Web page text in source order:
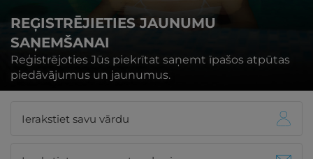
REĢISTRĒJIETIES JAUNUMU
SAŅEMŠANAI
Reģistrējoties Jūs piekrītat saņemt īpašos atpūtas
piedāvājumus un jaunumus.